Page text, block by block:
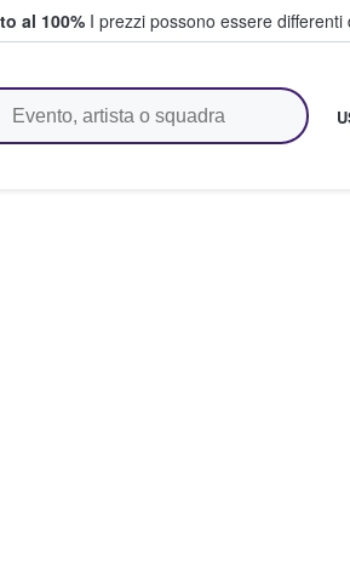
al 100% I prezzi possono essere